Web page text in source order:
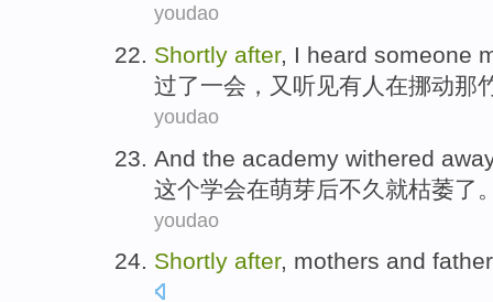
youdao
Shortly after, I heard someone
过了一会， 又 听见有人 在挪动那
youdao
And the academy withered
这个学会在萌芽后不久就枯萎了
youdao
Shortly after, mothers and